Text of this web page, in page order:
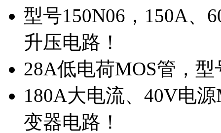
型号150N06，150A、
升压电路！
28A低电荷MOS管，
180A大电流、40V电
变器电路！